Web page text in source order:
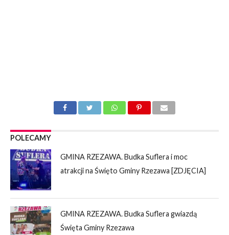
POLECAMY
GMINA RZEZAWA. Budka Suflera i moc
atrakcji na Święto Gminy Rzezawa [ZDJĘCIA]
GMINA RZEZAWA. Budka Suflera gwiazdą
Święta Gminy Rzezawa